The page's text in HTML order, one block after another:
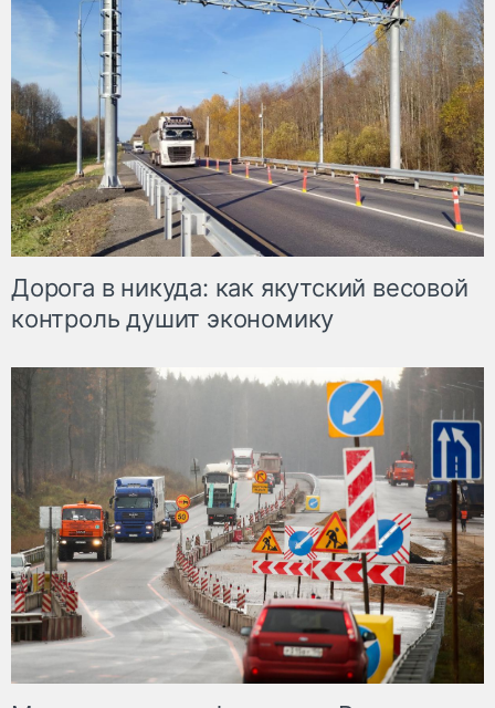
Дорога в никуда: как якутский весовой
контроль душит экономику